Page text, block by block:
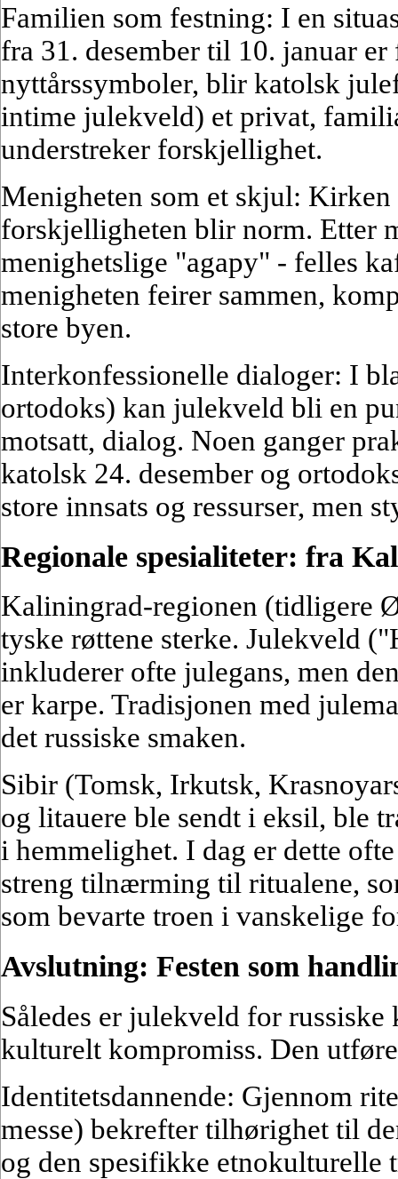
Familien som festning: I en
fra 31. desember til 10. januar
nyttårssymboler, blir katolsk
intime julekveld) et privat,
understreker forskjellighet.
Menigheten som et skjul:
forskjelligheten blir norm. Etter
menighetslige "agapy" - felles
menigheten feirer sammen,
store byen.
Interkonfessionelle dialoger: I
ortodoks) kan julekveld bli en
motsatt, dialog. Noen ganger
katolsk 24. desember og
store innsats og ressurser, men
Regionale spesialiteter: fra
Kaliningrad-regionen (tidligere
tyske røttene sterke. Julekveld
inkluderer ofte julegans, men
er karpe. Tradisjonen med
det russiske smaken.
Sibir (Tomsk, Irkutsk,
og litauere ble sendt i eksil, ble
i hemmelighet. I dag er dette
streng tilnærming til ritualene,
som bevarte troen i vanskelige
Avslutning: Festen som
Således er julekveld for
kulturelt kompromiss. Den
Identitetsdannende: Gjennom
messe) bekrefter tilhørighet til
og den spesifikke etnokulturelle